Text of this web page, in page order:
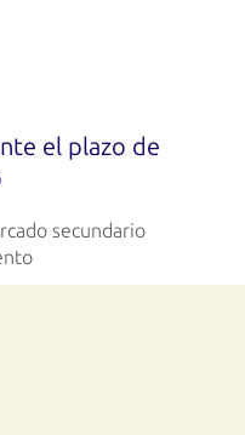
el plazo de
secundario